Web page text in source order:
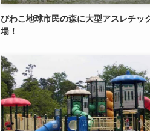
びわこ地球市民の森に大型アスレチッ
場！